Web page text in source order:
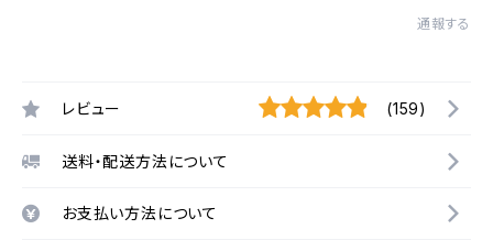
通報する
レビュー (159)
送料・配送方法について
お支払い方法について